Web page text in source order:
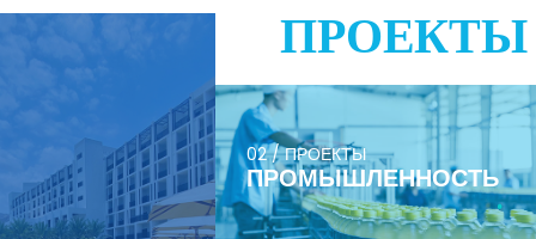
ПРОЕКТЫ
02 / ПРОЕКТЫ
ПРОМЫШЛЕННОСТЬ